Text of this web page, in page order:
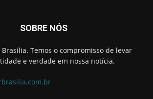
SOBRE NÓS
Brasília. Temos o compromisso de levar
e verdade em nossa notícia.